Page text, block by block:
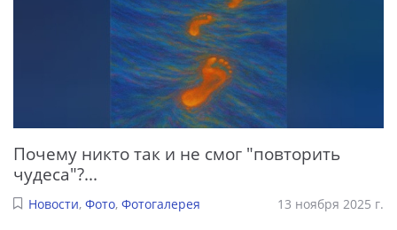
Почему никто так и не смог "повторить
чудеса"?...
Новости, Фото, Фотогалерея 13 ноября 2025 г.